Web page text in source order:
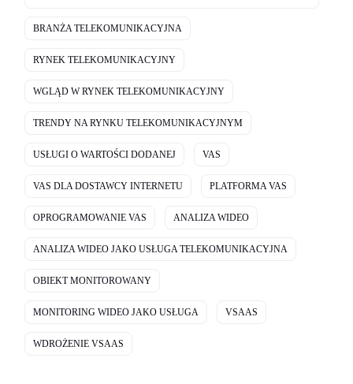
BRANŻA TELEKOMUNIKACYJNA
RYNEK TELEKOMUNIKACYJNY
WGLĄD W RYNEK TELEKOMUNIKACYJNY
TRENDY NA RYNKU TELEKOMUNIKACYJNYM
USŁUGI O WARTOŚCI DODANEJ VAS
VAS DLA DOSTAWCY INTERNETU PLATFORMA VAS
OPROGRAMOWANIE VAS ANALIZA WIDEO
ANALIZA WIDEO JAKO USŁUGA TELEKOMUNIKACYJNA
OBIEKT MONITOROWANY
MONITORING WIDEO JAKO USŁUGA VSAAS
WDROŻENIE VSAAS